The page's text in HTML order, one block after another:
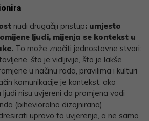
nudi drugačiji pristup: umjesto
ljudi, mijenja se kontekst u
To može značiti jednostavne stvari:
što je vidljivije, što je lakše
u načinu rada, pravilima i kulturi
komunikacije je kontekst: ako
nisu uvjereni da promjena vodi
(bihevioralno dizajnirana)
upravo to uvjerenje, a ne samo